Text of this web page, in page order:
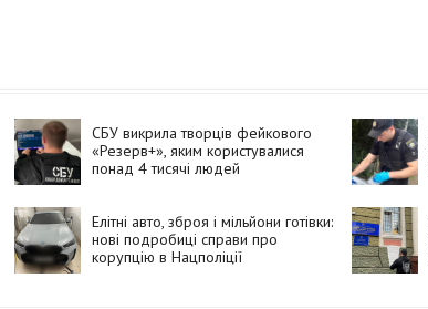
СБУ викрила творців фейкового
«Резерв+», яким користувалися
понад 4 тисячі людей
Елітні авто, зброя і мільйони готівки:
нові подробиці справи про
корупцію в Нацполіції